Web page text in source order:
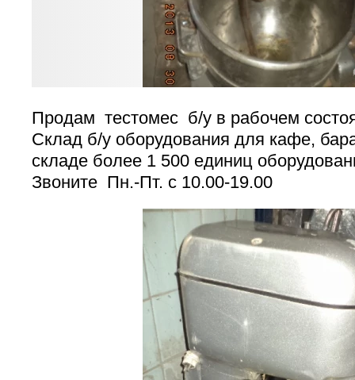
Продам тестомес б/у в рабочем
Склад б/у оборудования для кафе,
складе более 1 500 единиц
Звоните Пн.-Пт. с 10.00-19.00